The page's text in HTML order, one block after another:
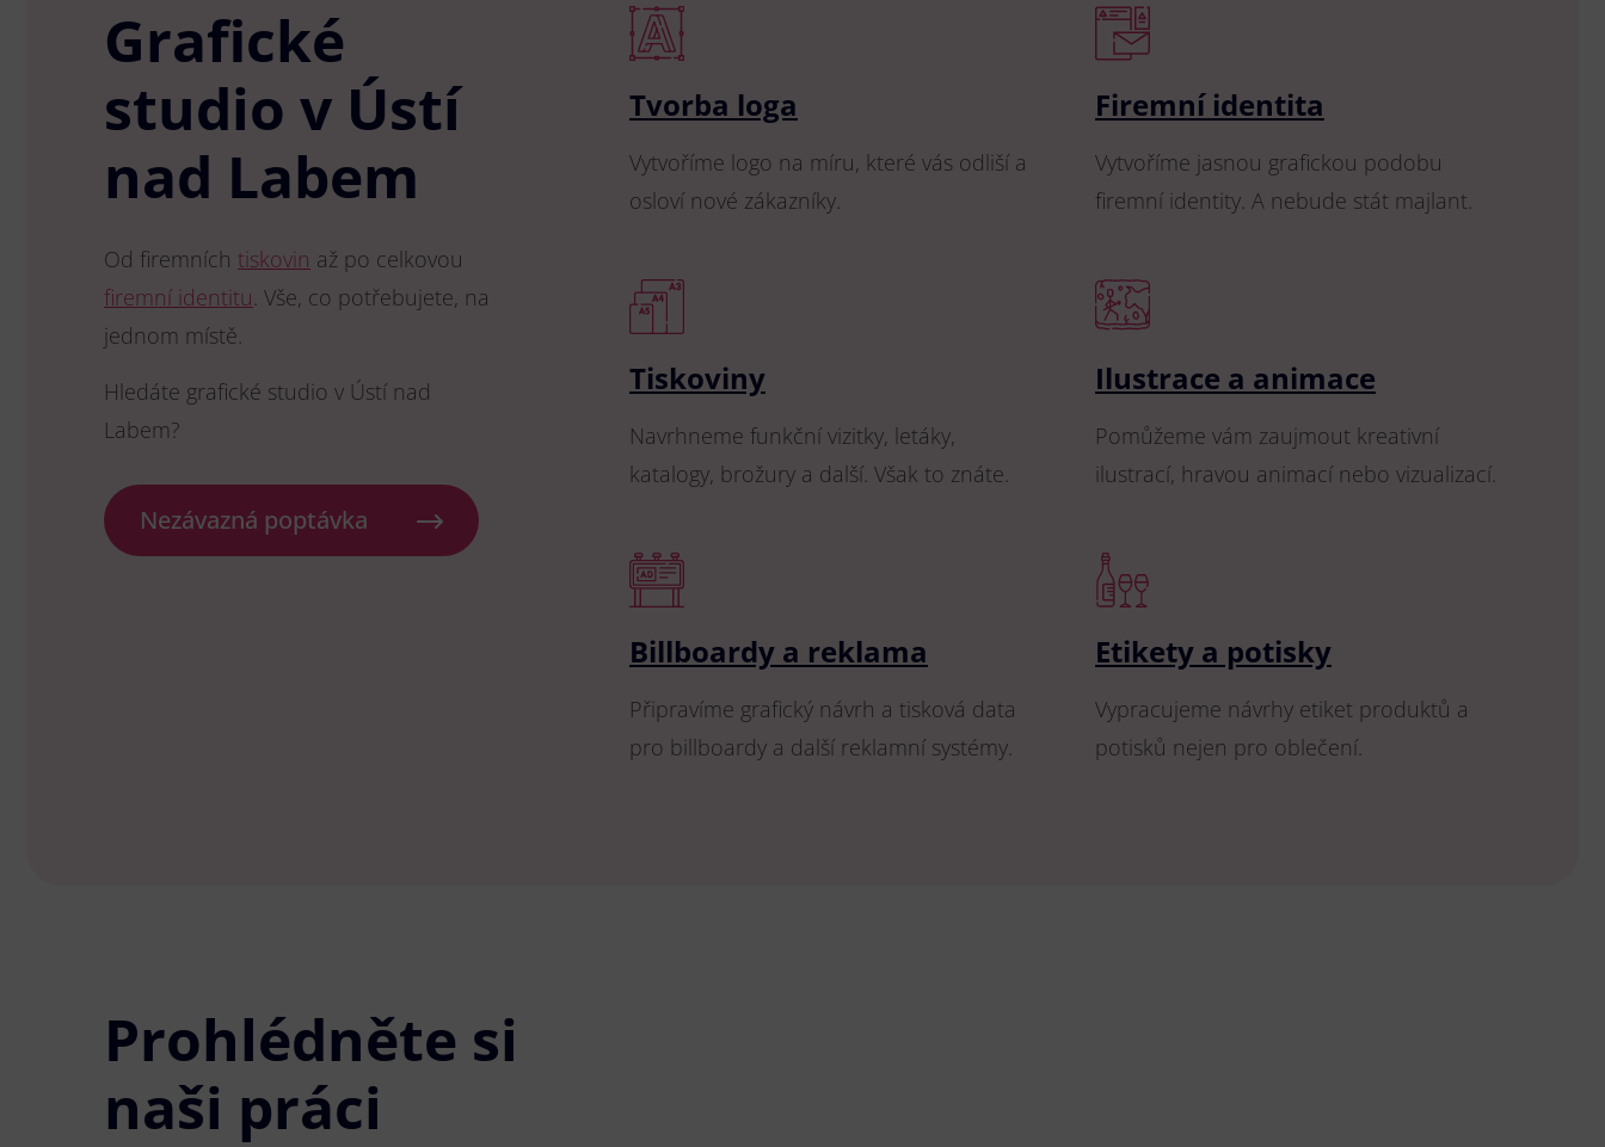
Grafické
studio v Ústí
nad Labem
Od firemních tiskovin až po celkovou
firemní identitu. Vše, co potřebujete, na
jednom místě.
Hledáte grafické studio v Ústí nad
Labem?
Nezávazná poptávka
Tvorba loga
Vytvoříme logo na míru, které vás odliší a
osloví nové zákazníky.
Firemní identita
Vytvoříme jasnou grafickou podobu
firemní identity. A nebude stát majlant.
Tiskoviny
Navrhneme funkční vizitky, letáky,
katalogy, brožury a další. Však to znáte.
Ilustrace a animace
Pomůžeme vám zaujmout kreativní
ilustrací, hravou animací nebo vizualizací.
Billboardy a reklama
Připravíme grafický návrh a tisková data
pro billboardy a další reklamní systémy.
Etikety a potisky
Vypracujeme návrhy etiket produktů a
potisků nejen pro oblečení.
Prohlédněte si
naši práci